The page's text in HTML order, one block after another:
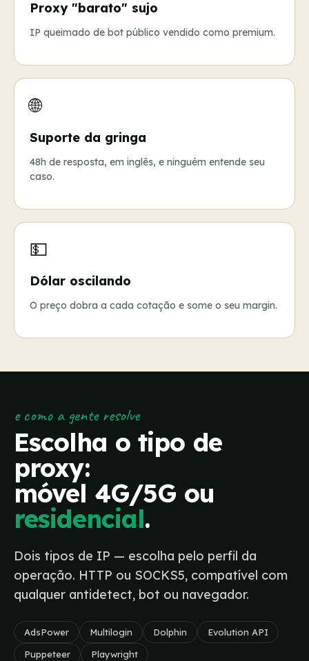
Proxy "barato" sujo
IP queimado de bot público vendido como premium.
🌐
Suporte da gringa
48h de resposta, em inglês, e ninguém entende seu
caso.
💵
Dólar oscilando
O preço dobra a cada cotação e some o seu margin.
e como a gente resolve
Escolha o tipo de
proxy:
móvel 4G/5G ou
residencial.
Dois tipos de IP — escolha pelo perfil da
operação. HTTP ou SOCKS5, compatível com
qualquer antidetect, bot ou navegador.
AdsPower Multilogin Dolphin
Evolution API
Puppeteer
Playwright